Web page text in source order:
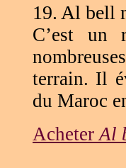
19. Al bell
C’est un
terrain. Il
du Maroc
Acheter Al